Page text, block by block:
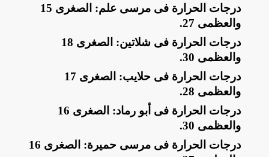
​درجات الحرارة فى مرسى علم: الصغرى 15
والعظمى 27
.
​درجات الحرارة فى شلاتين: الصغرى 18
والعظمى 30
.
​درجات الحرارة فى حلايب: الصغرى 17
والعظمى 28
.
​درجات الحرارة فى أبو رماد: الصغرى 16
والعظمى 30
.
​درجات الحرارة فى مرسى حميرة: الصغرى 16